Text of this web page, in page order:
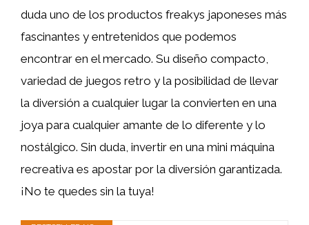
duda uno de los productos freakys japoneses más
fascinantes y entretenidos que podemos
encontrar en el mercado. Su diseño compacto,
variedad de juegos retro y la posibilidad de llevar
la diversión a cualquier lugar la convierten en una
joya para cualquier amante de lo diferente y lo
nostálgico. Sin duda, invertir en una mini máquina
recreativa es apostar por la diversión garantizada.
¡No te quedes sin la tuya!